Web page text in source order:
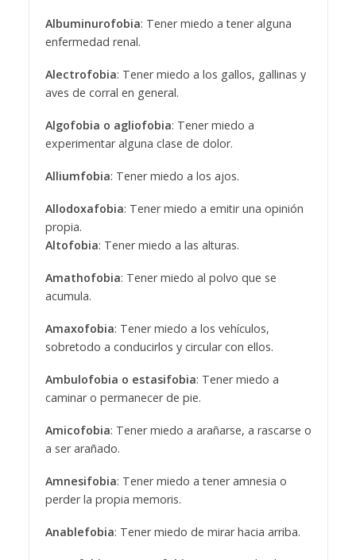
Albuminurofobia: Tener miedo a tener alguna
enfermedad renal.
Alectrofobia: Tener miedo a los gallos, gallinas y
aves de corral en general.
Algofobia o agliofobia: Tener miedo a
experimentar alguna clase de dolor.
Alliumfobia: Tener miedo a los ajos.
Allodoxafobia: Tener miedo a emitir una opinión
propia.
Altofobia: Tener miedo a las alturas.
Amathofobia: Tener miedo al polvo que se
acumula.
Amaxofobia: Tener miedo a los vehículos,
sobretodo a conducirlos y circular con ellos.
Ambulofobia o estasifobia: Tener miedo a
caminar o permanecer de pie.
Amicofobia: Tener miedo a arañarse, a rascarse o
a ser arañado.
Amnesifobia: Tener miedo a tener amnesia o
perder la propia memoris.
Anablefobia: Tener miedo de mirar hacia arriba.